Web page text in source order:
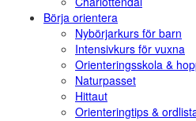
Börja orientera
Nybörjarkurs för barn
Intensivkurs för vuxna
Orienteringsskola &
Naturpasset
Hittaut
Orienteringtips &